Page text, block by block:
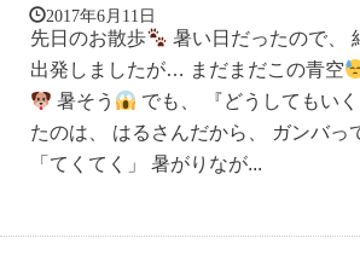
2017年6月11日
先日のお散歩
暑い日だったので、
出発しましたが… まだまだこの青空
暑そう
でも、 『どうしてもいく
たのは、 はるさんだから、 ガンバっ
「てくてく」 暑がりなが...